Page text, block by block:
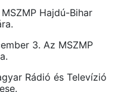
Hajdú-Bihar
3. Az MSZMP
Rádió és Televízió